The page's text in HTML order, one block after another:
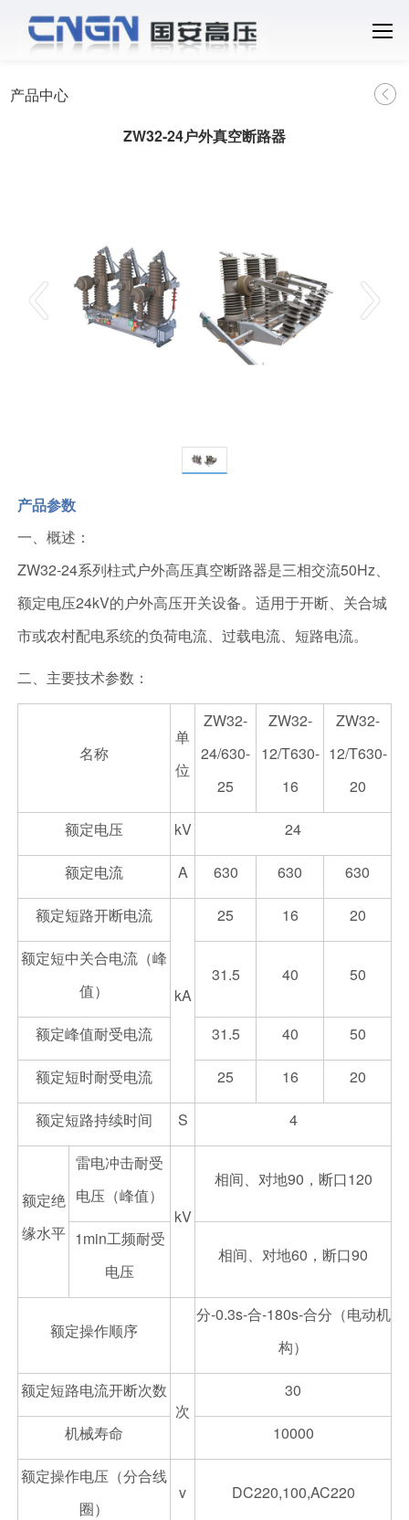
产品中心
ZW32-24户外真空断路器
产品参数
一、概述：
ZW32-24系列柱式户外高压真空断路器是三相交流50Hz、
额定电压24kV的户外高压开关设备。适用于开断、关合城
市或农村配电系统的负荷电流、过载电流、短路电流。
二、主要技术参数：
名称
单
位
ZW32-
24/630-
25
ZW32-
12/T630-
16
ZW32-
12/T630-
20
额定电压 kV 24
额定电流 A 630 630 630
额定短路开断电流
kA
25 16 20
额定短中关合电流（峰
值）
31.5 40 50
额定峰值耐受电流 31.5 40 50
额定短时耐受电流 25 16 20
额定短路持续时间 S 4
额定绝
缘水平
雷电冲击耐受
电压（峰值）
kV
相间、对地90，断口120
1min工频耐受
电压
相间、对地60，断口90
额定操作顺序
分-0.3s-合-180s-合分（电动机
构）
额定短路电流开断次数
次
30
机械寿命 10000
额定操作电压（分合线
圈）
v DC220,100,AC220